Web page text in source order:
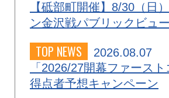
【砥部町開催】8/30（日
ン金沢戦パブリックビュ
TOP NEWS
2026.08.07
「2026/27開幕ファース
得点者予想キャンペーン